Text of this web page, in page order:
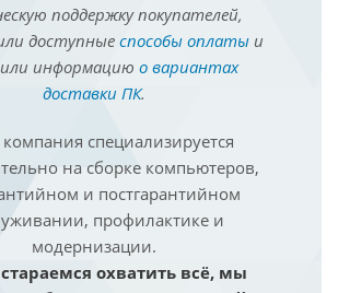
поддержку покупателей,
доступныеспособы оплатыи
информацию о вариантах
доставки ПК.
специализируется
на сборке компьютеров,
и постгарантийном
профилактике и
модернизации.
охватить всё, мы